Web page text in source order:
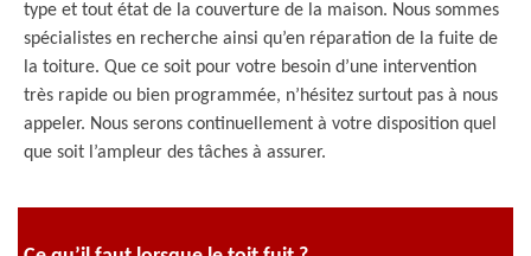
type et tout état de la couverture de la maison. Nous sommes
spécialistes en recherche ainsi qu’en réparation de la fuite de
la toiture. Que ce soit pour votre besoin d’une intervention
très rapide ou bien programmée, n’hésitez surtout pas à nous
appeler. Nous serons continuellement à votre disposition quel
que soit l’ampleur des tâches à assurer.